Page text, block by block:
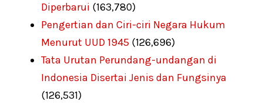
Diperbarui (163,780)
Pengertian dan Ciri-ciri Negara Hukum
Menurut UUD 1945 (126,696)
Tata Urutan Perundang-undangan di
Indonesia Disertai Jenis dan Fungsinya
(126,531)